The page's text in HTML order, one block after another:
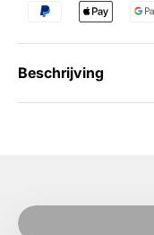
Beschrijving